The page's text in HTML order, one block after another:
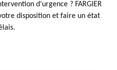
d’urgence ? FARGIER
disposition et faire un état